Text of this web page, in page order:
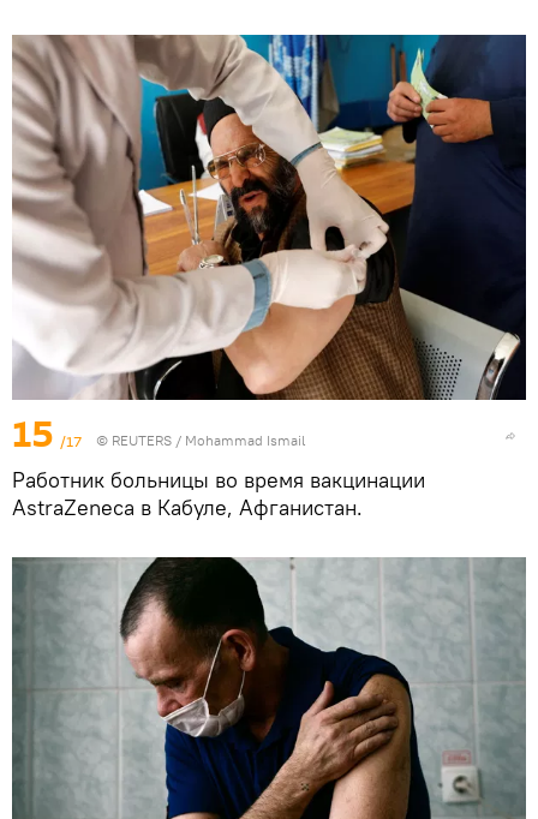
15 /17 © REUTERS / Mohammad Ismail
Работник больницы во время вакцинации
AstraZeneca в Кабуле, Афганистан.